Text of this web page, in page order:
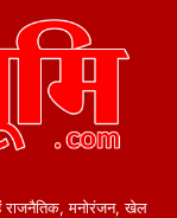
राजनैतिक, मनोरंजन, खेल